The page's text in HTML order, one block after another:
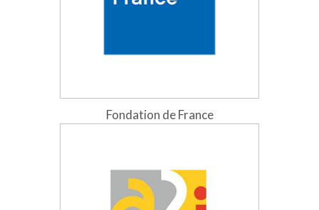
Fondation de France